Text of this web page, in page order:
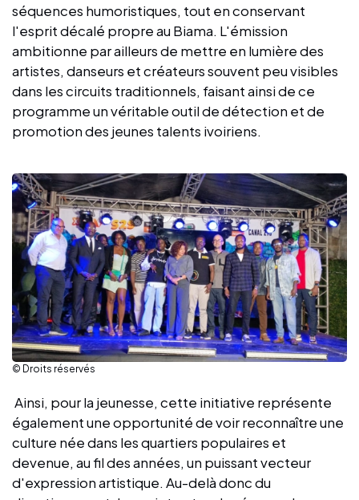
séquences humoristiques, tout en conservant
l'esprit décalé propre au Biama. L'émission
ambitionne par ailleurs de mettre en lumière des
artistes, danseurs et créateurs souvent peu visibles
dans les circuits traditionnels, faisant ainsi de ce
programme un véritable outil de détection et de
promotion des jeunes talents ivoiriens.
© Droits réservés
Ainsi, pour la jeunesse, cette initiative représente
également une opportunité de voir reconnaître une
culture née dans les quartiers populaires et
devenue, au fil des années, un puissant vecteur
d'expression artistique. Au-delà donc du